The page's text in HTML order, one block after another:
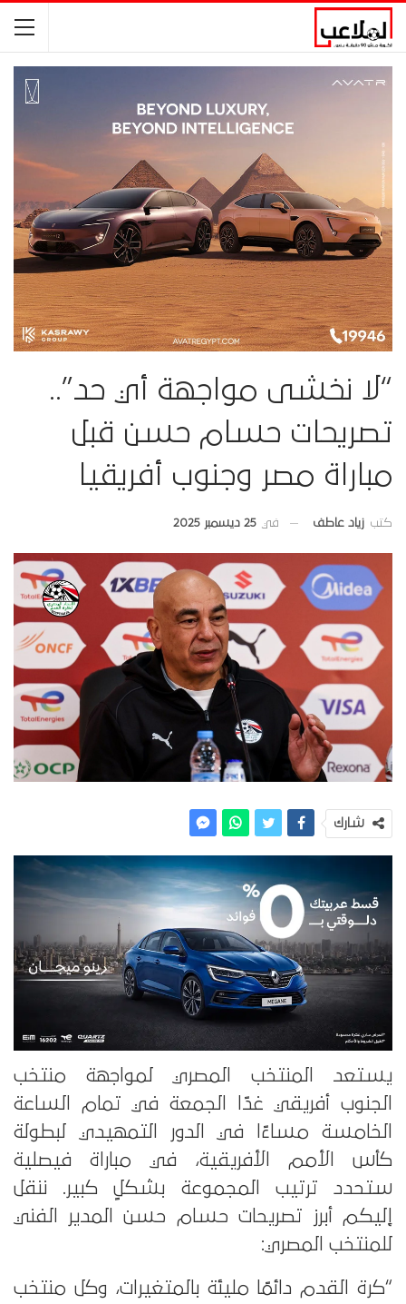
“لا نخشى مواجهة أي حد”..
تصريحات حسام حسن قبل
مباراة مصر وجنوب أفريقيا
كتب زياد عاطف في 25 ديسمبر 2025
شارك
يستعد المنتخب المصري لمواجهة منتخب
الجنوب أفريقي غدًا الجمعة في تمام الساعة
الخامسة مساءًا في الدور التمهيدي لبطولة
كأس الأمم الأفريقية، في مباراة فيصلية
ستحدد ترتيب المجموعة بشكلٍ كبير. ننقل
إليكم أبرز تصريحات حسام حسن المدير الفني
للمنتخب المصري:
“كرة القدم دائمًا مليئة بالمتغيرات، وكل منتخب